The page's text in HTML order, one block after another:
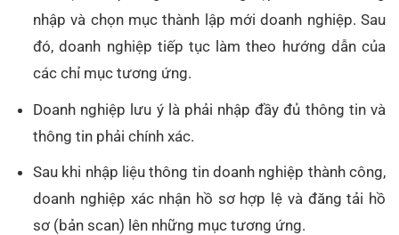
nhập và chọn mục thành lập mới doanh nghiệp. Sau
đó, doanh nghiệp tiếp tục làm theo hướng dẫn của
các chỉ mục tương ứng.
Doanh nghiệp lưu ý là phải nhập đầy đủ thông tin và
thông tin phải chính xác.
Sau khi nhập liệu thông tin doanh nghiệp thành công,
doanh nghiệp xác nhận hồ sơ hợp lệ và đăng tải hồ
sơ (bản scan) lên những mục tương ứng.